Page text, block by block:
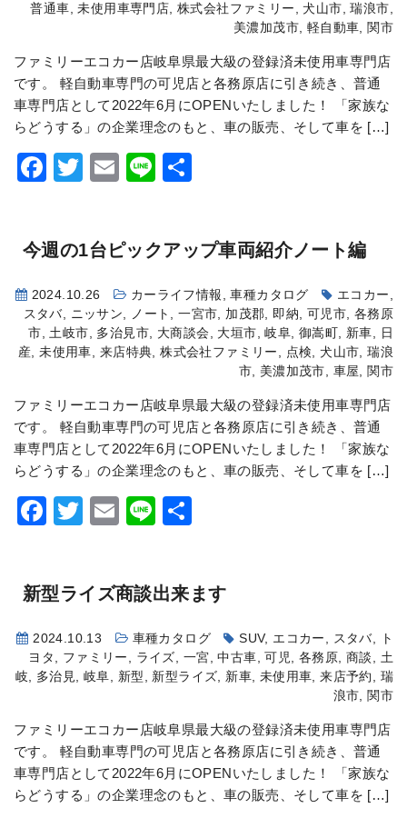
普通車,未使用車専門店, 株式会社ファミリー ,犬山市,瑞浪市,
美濃加茂市, 軽自動車, 関市
ファミリーエコカー店岐阜県最大級の登録済未使用車専門店
です。 軽自動車専門の可児店と各務原店に引き続き、普通
車専門店として2022年6月にOPENいたしました！ 「家族な
らどうする」の企業理念のもと、車の販売、そして車を […]
Facebook
Twitter
Email
Line
今週の1台ピックアップ車両紹介ノート編
2024.10.26 カーライフ情報 ,車種カタログ エコカー ,
スタバ, ニッサン, ノート ,一宮市, 加茂郡, 即納, 可児市, 各務原
市,土岐市, 多治見市, 大商談会, 大垣市,岐阜, 御嵩町 , 新車, 日
産,未使用車, 来店特典,株式会社ファミリー , 点検,犬山市,瑞浪
市, 美濃加茂市, 車屋, 関市
ファミリーエコカー店岐阜県最大級の登録済未使用車専門店
です。 軽自動車専門の可児店と各務原店に引き続き、普通
車専門店として2022年6月にOPENいたしました！ 「家族な
らどうする」の企業理念のもと、車の販売、そして車を […]
Facebook
Twitter
Email
Line
新型ライズ商談出来ます
2024.10.13 車種カタログ SUV, エコカー , スタバ,
ト
ヨタ , ファミリー , ライズ, 一宮,中古車,可児, 各務原, 商談 , 土
岐, 多治見,岐阜, 新型 , 新型ライズ, 新車, 未使用車,来店予約 , 瑞
浪市, 関市
ファミリーエコカー店岐阜県最大級の登録済未使用車専門店
です。 軽自動車専門の可児店と各務原店に引き続き、普通
車専門店として2022年6月にOPENいたしました！ 「家族な
らどうする」の企業理念のもと、車の販売、そして車を […]